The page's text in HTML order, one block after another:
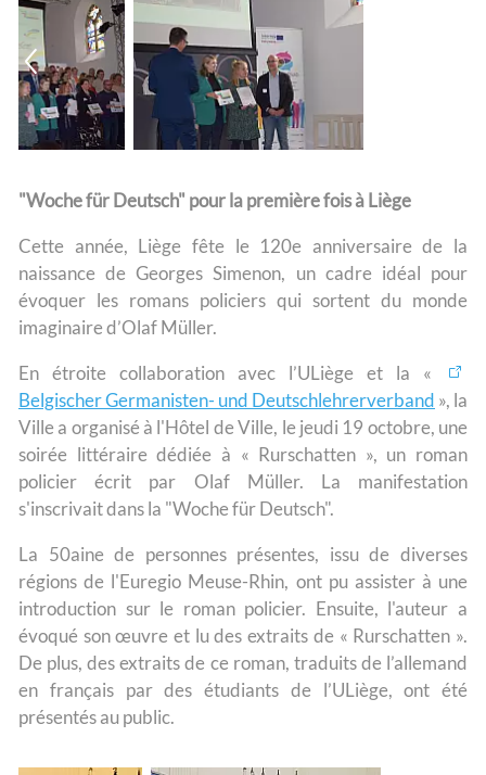
"Woche für Deutsch" pour la première fois à Liège
Cette année, Liège fête le 120e anniversaire de la
naissance de Georges Simenon, un cadre idéal pour
évoquer les romans policiers qui sortent du monde
imaginaire d’Olaf Müller.
En étroite collaboration avec l’ULiège et la «
Belgischer Germanisten- und Deutschlehrerverband », la
Ville a organisé à l'Hôtel de Ville, le jeudi 19 octobre, une
soirée littéraire dédiée à « Rurschatten », un roman
policier écrit par Olaf Müller. La manifestation
s'inscrivait dans la "Woche für Deutsch".
La 50aine de personnes présentes, issu de diverses
régions de l'Euregio Meuse-Rhin, ont pu assister à une
introduction sur le roman policier. Ensuite, l'auteur a
évoqué son œuvre et lu des extraits de « Rurschatten ».
De plus, des extraits de ce roman, traduits de l’allemand
en français par des étudiants de l’ULiège, ont été
présentés au public.